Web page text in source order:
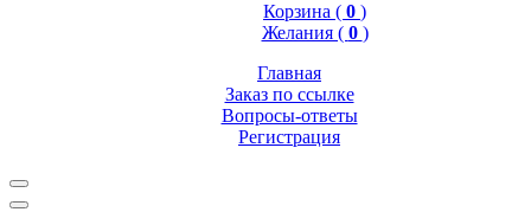
Корзина ( 0 )
Желания ( 0 )
Главная
Заказ по ссылке
Вопросы-ответы
Регистрация